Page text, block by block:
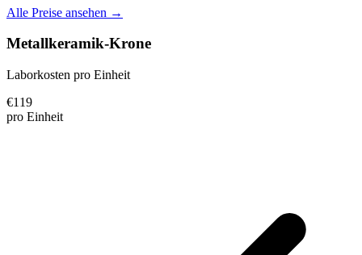
Alle Preise ansehen →
Metallkeramik-Krone
Laborkosten pro Einheit
€119
pro Einheit